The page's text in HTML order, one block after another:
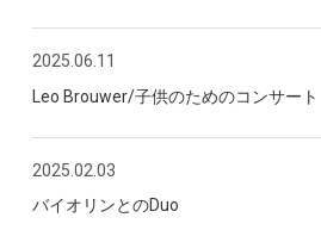
2025.06.11
Leo Brouwer/子供のためのコンサート
2025.02.03
バイオリンとのDuo